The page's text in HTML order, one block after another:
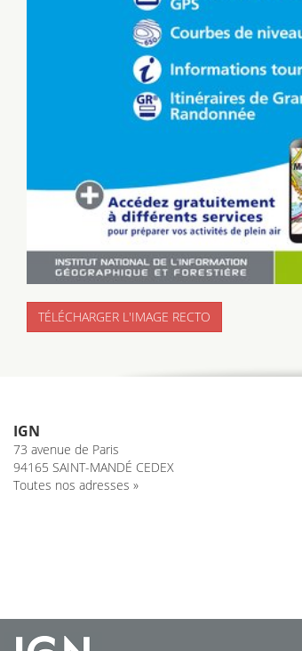
TÉLÉCHARGER L'IMAGE RECTO
IGN
73 avenue de Paris
94165 SAINT-MANDÉ CEDEX
Toutes nos adresses »